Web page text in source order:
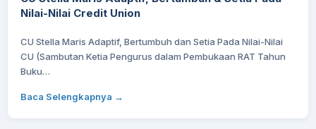
Nilai-Nilai Credit Union
CU Stella Maris Adaptif, Bertumbuh dan Setia Pada Nilai-Nilai
CU (Sambutan Ketia Pengurus dalam Pembukaan RAT Tahun
Buku…
Baca Selengkapnya →